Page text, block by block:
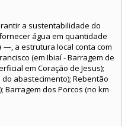
a sustentabilidade do
água em quantidade
a estrutura local conta com
(em Ibiaí - Barragem de
em Coração de Jesus);
abastecimento); Rebentão
Barragem dos Porcos (no km